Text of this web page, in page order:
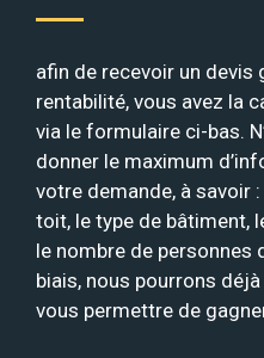
afin de recevoir un devis
rentabilité, vous avez la
via le formulaire ci-bas.
donner le maximum
votre demande, à savoir
toit, le type de bâtiment,
le nombre de personnes
biais, nous pourrons
vous permettre de